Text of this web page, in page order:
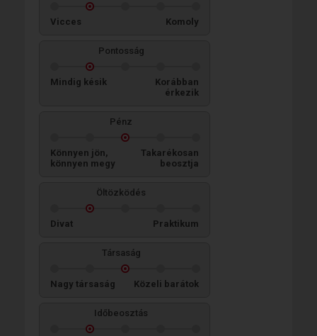
Vicces Komoly
Pontosság
Mindig késik
Korábban
érkezik
Pénz
Könnyen jön,
könnyen megy
Takarékosan
beosztja
Öltözködés
Divat Praktikum
Társaság
Nagy társaság Közeli barátok
Időbeosztás